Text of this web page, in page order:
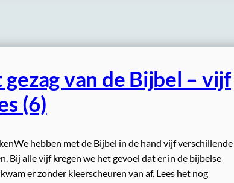
van de Bijbel – vijf
(6)
hebben met de Bijbel in de hand vijf verschillende
Bij alle vijf kregen we het gevoel dat er in de bijbelse
er zonder kleerscheuren van af. Lees het nog